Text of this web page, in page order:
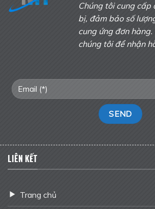
Chúng tôi cung
bị, đảm bảo số
cung ứng đơn hàng.
chúng tôi để nhận
LIÊN KẾT
Trang chủ